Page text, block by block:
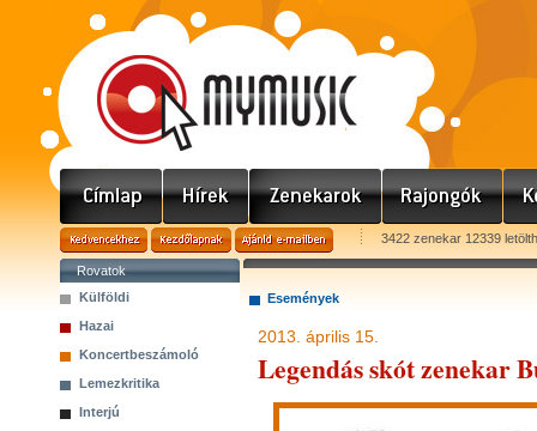
3422 zenekar 12339
Rovatok
Külföldi
Hazai
Koncertbeszámoló
Lemezkritika
Interjú
Események
2013. április 15.
Legendás skót zenekar